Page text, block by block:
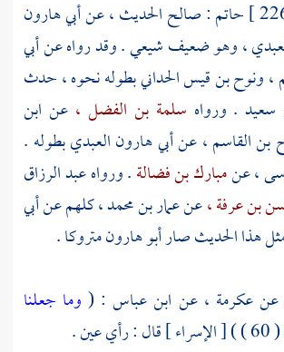
حاتم: صالح الحديث ، عنأبي هارون
،وهو ضعيف شيعي . وقد رواه عنأبي
،ونوح بن قيس الحدانيبطوله نحوه ، حدث
سعيد . ورواه سلمة بن الفضل ، عن ابن
بن القاسم ،عنأبي هارون العبديبطوله .
،عنمبارك بن فضالة. ورواهعبد الرزاق
بن عرفة ،عنعمار بن محمد ،كلهم عنأبي
هذا الحديث صارأبو هارونمتروكا .
عنعكرمة ،عن ابن عباس : ( وما جعلنا
( 60 ) ) [ الإسراء ] قال : رأي عين .